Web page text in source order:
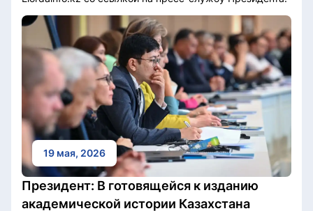
19 мая, 2026
Президент: В готовящейся к изданию
академической истории Казахстана